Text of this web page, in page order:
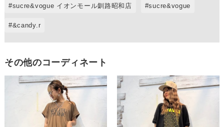
sucre&vogue イオンモール釧路昭和店 sucre&vogue
&candy.r
その他のコーディネート